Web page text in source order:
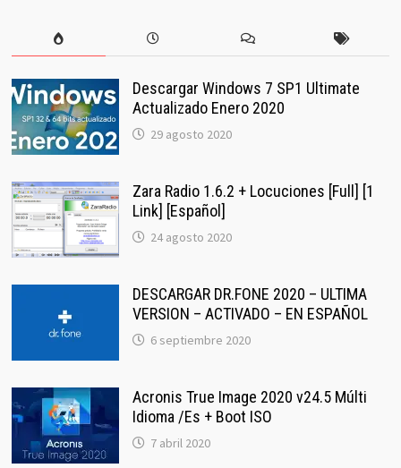
Descargar Windows 7 SP1 Ultimate
Actualizado Enero 2020
29 agosto 2020
Zara Radio 1.6.2 + Locuciones [Full] [1
Link] [Español]
24 agosto 2020
DESCARGAR DR.FONE 2020 – ULTIMA
VERSION – ACTIVADO – EN ESPAÑOL
6 septiembre 2020
Acronis True Image 2020 v24.5 Múlti
Idioma /Es + Boot ISO
7 abril 2020